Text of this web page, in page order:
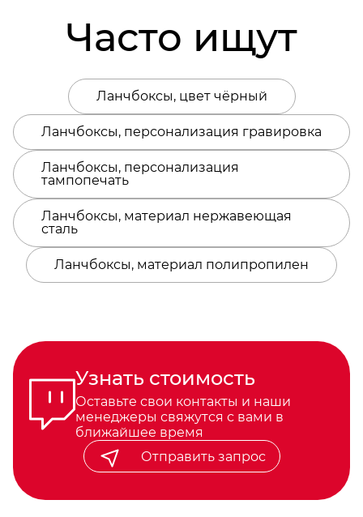
Часто ищут
Ланчбоксы, цвет чёрный
Ланчбоксы, персонализация гравировка
Ланчбоксы, персонализация
тампопечать
Ланчбоксы, материал нержавеющая
сталь
Ланчбоксы, материал полипропилен
Узнать стоимость
Оставьте свои контакты и наши
менеджеры свяжутся с вами в
ближайшее время
Отправить запрос